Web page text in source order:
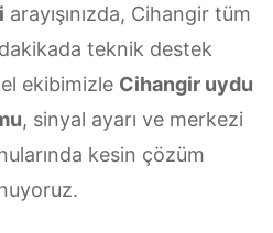
arayışınızda, Cihangir tüm
teknik destek
ekibimizle Cihangir uydu
, sinyal ayarı ve merkezi
kesin çözüm